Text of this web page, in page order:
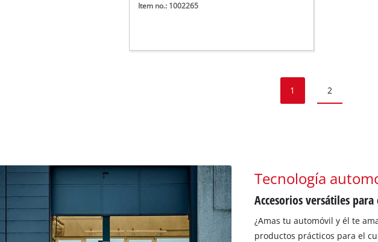
Item no.: 1002265
1 2
Tecnología
Accesorios versátiles
¿Amas tu automóvil y él te
productos prácticos para el